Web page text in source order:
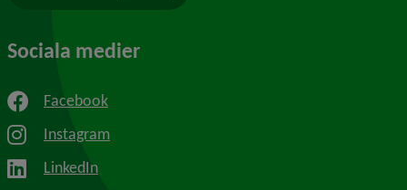
Sociala medier
Facebook
Instagram
LinkedIn